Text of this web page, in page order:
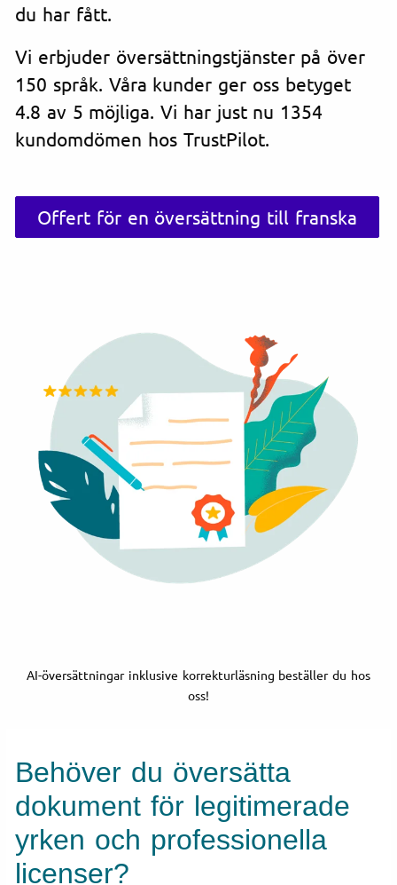
du har fått.
Vi erbjuder översättningstjänster på över
150 språk. Våra kunder ger oss betyget
4.8 av 5 möjliga. Vi har just nu 1354
kundomdömen hos TrustPilot.
Offert för en översättning till franska
AI-översättningar inklusive korrekturläsning beställer du hos
oss!
Behöver du översätta
dokument för legitimerade
yrken och professionella
licenser?